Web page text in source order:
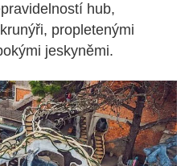
hub,
propletenými
jeskyněmi.